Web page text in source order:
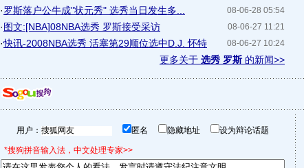
08-06-28 05:54
·罗斯落户公牛成"状元秀" 选秀当日发生多...
08-06-27 11:21
·图文:[NBA]08NBA选秀 罗斯接受采访
08-06-27 10:24
·快讯-2008NBA选秀 活塞第29顺位选中D.J. 怀特
更多关于 选秀 罗斯 的新闻>>
用户： 匿名 隐藏地址 设为辩论话题
*搜狗拼音输入法，中文处理专家>>